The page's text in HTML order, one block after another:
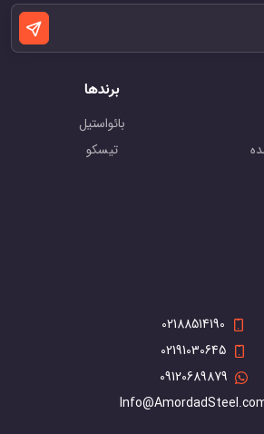
برندها
بائواستیل
تیسکو
02188514190
02191030645
09120689879